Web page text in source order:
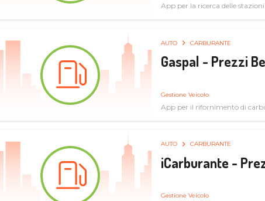
App per la ricerca delle
AUTO CARBURANTE
Gaspal - Prezzi
Gestione Veicolo
App per il rifornimento di
AUTO CARBURANTE
iCarburante -
Gestione Veicolo